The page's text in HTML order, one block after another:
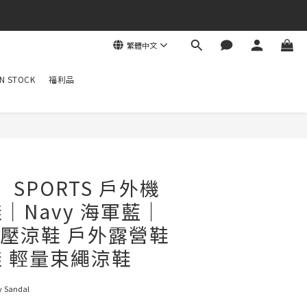
繁體中文
STOCK 福利品
SPORTS 戶外機
Navy 海軍藍｜
涼鞋 戶外露營鞋
輕量束繩涼鞋
Sandal